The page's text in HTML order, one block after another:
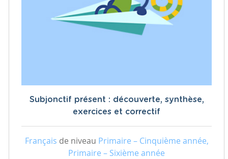
Subjonctif présent : découverte, synthèse,
exercices et correctif
Français de niveau Primaire – Cinquième année,
Primaire – Sixième année